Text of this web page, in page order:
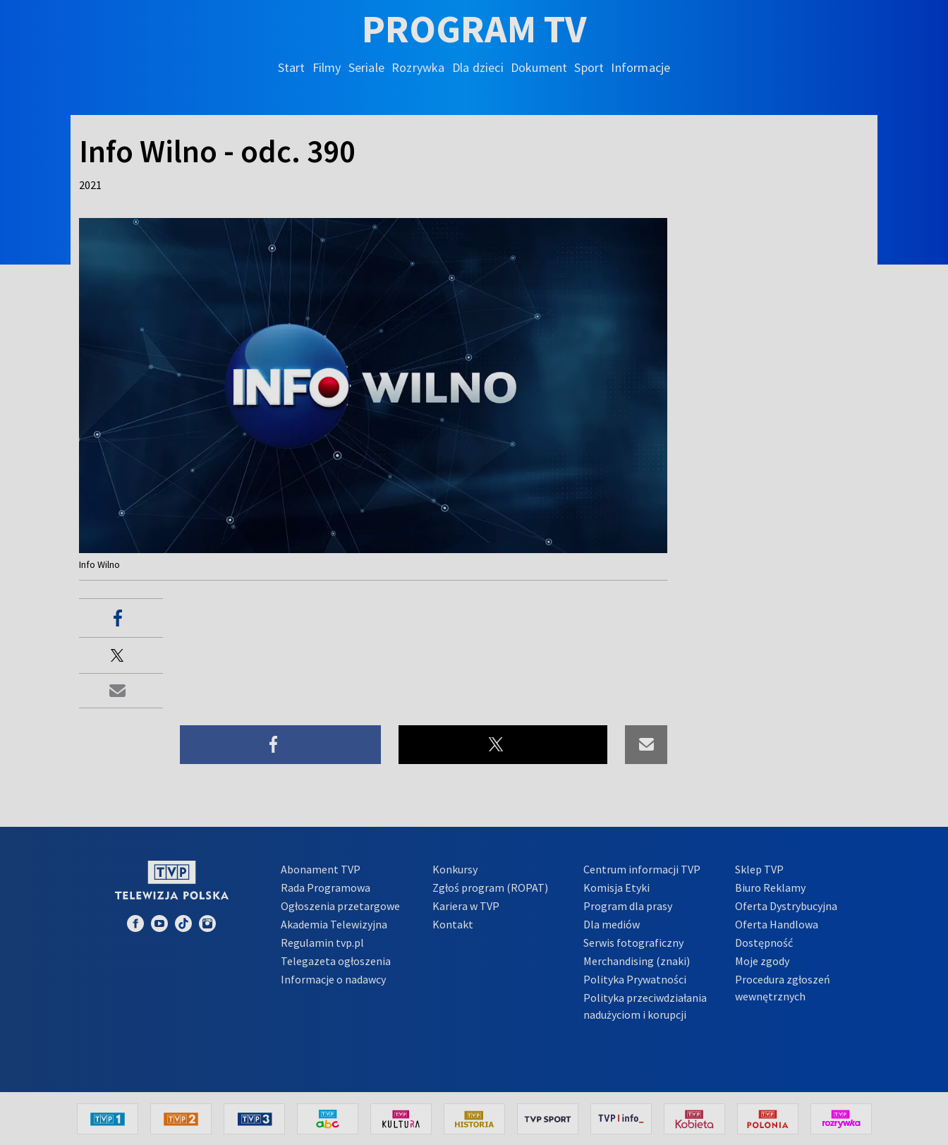
PROGRAM TV
Start Filmy Seriale Rozrywka Dla dzieci Dokument Sport Informacje
Info Wilno - odc. 390
2021
Info Wilno
Abonament TVP
Rada Programowa
Ogłoszenia przetargowe
Akademia Telewizyjna
Regulamin tvp.pl
Telegazeta ogłoszenia
Informacje o nadawcy
Konkursy
Zgłoś program (ROPAT)
Kariera w TVP
Kontakt
Centrum informacji TVP
Komisja Etyki
Program dla prasy
Dla mediów
Serwis fotograficzny
Merchandising (znaki)
Polityka Prywatności
Polityka przeciwdziałania
nadużyciom i korupcji
Sklep TVP
Biuro Reklamy
Oferta Dystrybucyjna
Oferta Handlowa
Dostępność
Moje zgody
Procedura zgłoszeń
wewnętrznych